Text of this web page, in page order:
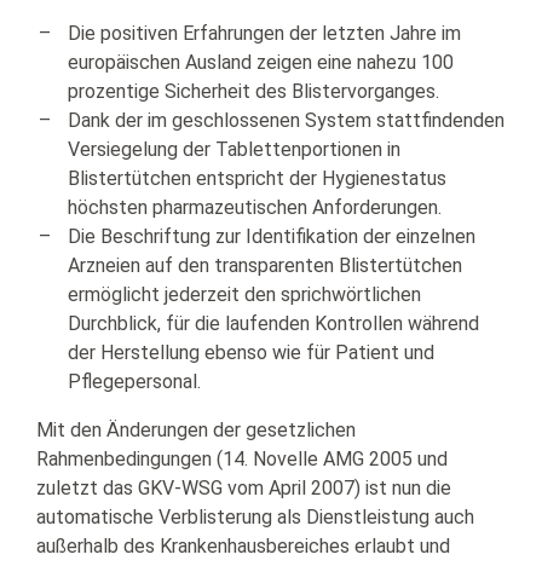
Die positiven Erfahrungen der letzten Jahre im
europäischen Ausland zeigen eine nahezu 100
prozentige Sicherheit des Blistervorganges.
Dank der im geschlossenen System stattfindenden
Versiegelung der Tablettenportionen in
Blistertütchen entspricht der Hygienestatus
höchsten pharmazeutischen Anforderungen.
Die Beschriftung zur Identifikation der einzelnen
Arzneien auf den transparenten Blistertütchen
ermöglicht jederzeit den sprichwörtlichen
Durchblick, für die laufenden Kontrollen während
der Herstellung ebenso wie für Patient und
Pflegepersonal.
Mit den Änderungen der gesetzlichen
Rahmenbedingungen (14. Novelle AMG 2005 und
zuletzt das GKV-WSG vom April 2007) ist nun die
automatische Verblisterung als Dienstleistung auch
außerhalb des Krankenhausbereiches erlaubt und